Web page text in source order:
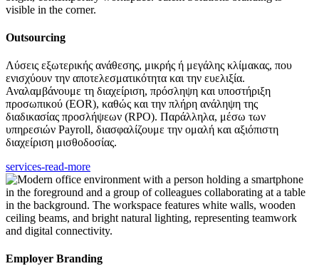
Outsourcing
Λύσεις εξωτερικής ανάθεσης, μικρής ή μεγάλης κλίμακας, που
ενισχύουν την αποτελεσματικότητα και την ευελιξία.
Αναλαμβάνουμε τη διαχείριση, πρόσληψη και υποστήριξη
προσωπικού (EOR), καθώς και την πλήρη ανάληψη της
διαδικασίας προσλήψεων (RPO). Παράλληλα, μέσω των
υπηρεσιών Payroll, διασφαλίζουμε την ομαλή και αξιόπιστη
διαχείριση μισθοδοσίας.
services-read-more
Employer Branding